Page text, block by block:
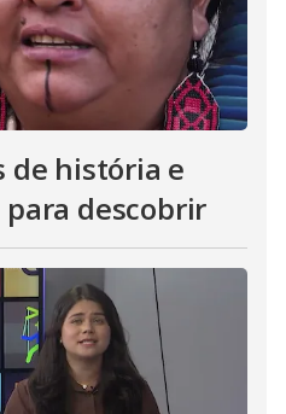
de história e
descobrir